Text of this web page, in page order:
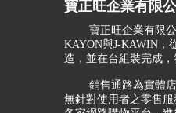
寶正旺企業有限
寶正旺企業有限
KAYON與J-KAWIN，
造，並在台組裝完成，
銷售通路為實體店
無針對使用者之零售